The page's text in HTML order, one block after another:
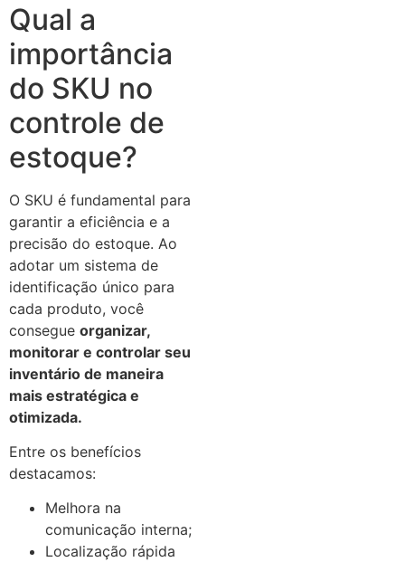
Qual a
importância
do SKU no
controle de
estoque?
O SKU é fundamental para
garantir a eficiência e a
precisão do estoque. Ao
adotar um sistema de
identificação único para
cada produto, você
consegue organizar,
monitorar e controlar seu
inventário de maneira
mais estratégica e
otimizada.
Entre os benefícios
destacamos:
Melhora na
comunicação interna;
Localização rápida